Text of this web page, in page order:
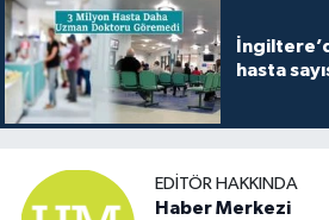
hasta
EDITÖR HAKKINDA
Haber Merkezi